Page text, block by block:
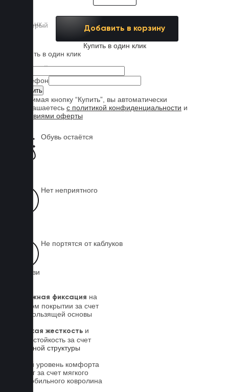
Добавить в корзину
Купить в один клик
Купить в один клик
Телефон
Нажимая кнопку “Купить”, вы автоматически
соглашаетесь с политикой конфиденциальности и
условиями оферты
Обувь остаётся
Нет неприятного
Не портятся от каблуков
на обуви
Надежная фиксация на
штатном покрытии за счет
антискользящей основы
Высокая жесткость и
износостойкость за счет
5-слойной структуры
Новый уровень комфорта
для ног за счет мягкого
автомобильного ковролина